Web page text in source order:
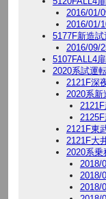
2016/01/
2016/01/
5177F新造試
2016/09/
5107FALL4
2020系試運
2121F深
2020系新
2121F東
2121F大
2020系乗
2018/
2018/
2018/